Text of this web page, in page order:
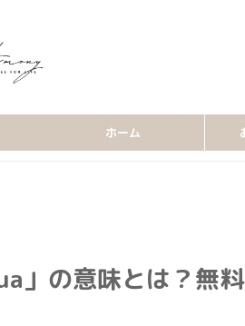
ホーム
」の意味とは？無